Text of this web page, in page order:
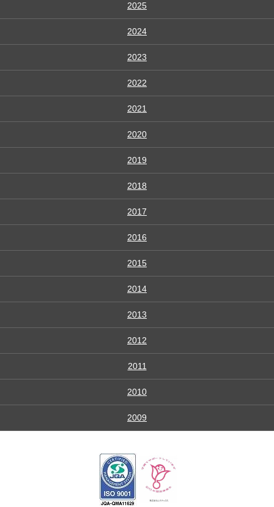
2025
2024
2023
2022
2021
2020
2019
2018
2017
2016
2015
2014
2013
2012
2011
2010
2009